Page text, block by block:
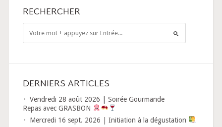
RECHERCHER
DERNIERS ARTICLES
Vendredi 28 août 2026 | Soirée Gourmande
Repas avec GRASBON
Mercredi 16 sept. 2026 | Initiation à la dégustation